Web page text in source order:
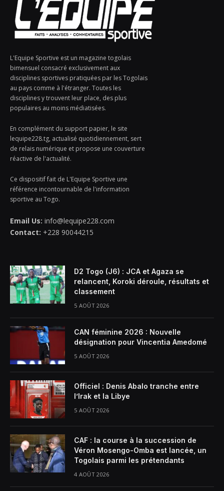
L'Equipe Sportive est un magazine togolais
bimensuel consacré exclusivement aux
disciplines sportives pratiquées par les Togolais
au pays comme à l'étranger. Toutes les
disciplines y trouvent leur place, des plus
populaires au moins médiatisées.
En complément du support papier, le site
lequipe228.tg, actualisé quotidiennement, sert
de relais numérique et propose une couverture
réactive de l'actualité.
Ce dispositif fait de L'Equipe Sportive une
référence incontournable de l'information
sportive au Togo.
Email Us: info@lequipe228.com
Contact: +228 90044215
D2 Togo (J6) : JCA et Agaza se
relancent, Koroki déroule, résultats et
classement
5 AOÛT 2026
CAN féminine 2026 : Nouvelle
désignation pour Vincentia Amedomé
5 AOÛT 2026
Officiel : Denis Abalo tranche entre
l’Irak et la Libye
5 AOÛT 2026
CAF : la course à la succession de
Véron Mosengo-Omba est lancée, un
Togolais parmi les prétendants
4 AOÛT 2026